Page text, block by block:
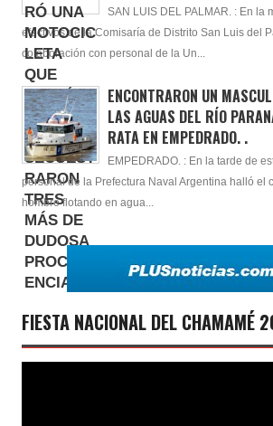
SAN LUIS DEL PALMAR. : En la
efectivos de la Comisaría de Distrito San Luis del
colaboración con personal de la Un...
ENCONTRARON UN
LAS AGUAS DEL RÍO
RATA EN EMPEDRADO. .
EMPEDRADO. : En la tarde de
personal de la Prefectura Naval Argentina halló el
hombre flotando en agua...
FIESTA NACIONAL DEL CHAMAMÉ